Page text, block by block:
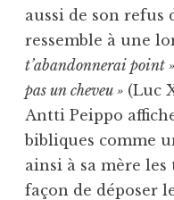
aussi de son refus
ressemble à une
t’abandonnerai point »
pas un cheveu » (Luc
Antti Peippo
bibliques comme
ainsi à sa mère
façon de déposer